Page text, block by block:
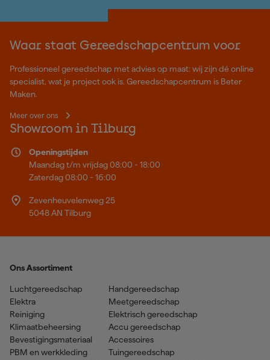
Waar staat Gereedschapcentrum voor
Professioneel gereedschap met advies op maat: wij zijn dé online
specialist, wat je project ook is. Gereedschapcentrum is Beter
Maken.
Meer over ons
Showroom in Tilburg
Openingstijden
Maandag t/m vrijdag 08:00 - 18:00
Zaterdag 08:00 - 16:00
Zevenheuvelenweg 25
5048 AN Tilburg
Ons Assortiment
Luchtgereedschap
Elektra
Reiniging
Klimaatbeheersing
Bevestigingsmateriaal
PBM en werkkleding
Handgereedschap
Meetgereedschap
Elektrisch gereedschap
Accu gereedschap
Accessoires
Tuingereedschap